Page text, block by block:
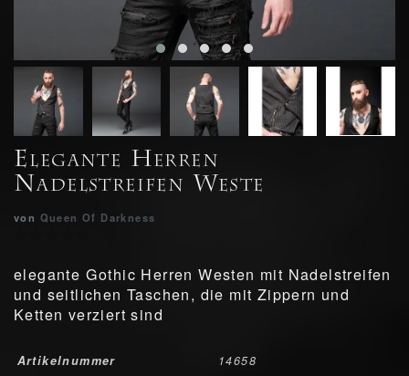
Elegante Herren
Nadelstreifen Weste
von Queen Of Darkness
elegante Gothic Herren Westen mit Nadelstreifen
und seitlichen Taschen, die mit Zippern und
Ketten verziert sind
Artikelnummer 14658